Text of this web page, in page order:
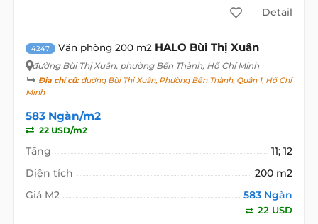
Detail
4247 Văn phòng 200 m2 HALO Bùi Thị Xuân
đường Bùi Thị Xuân, phường Bến Thành, Hồ Chí Minh
Địa chỉ cũ:đường Bùi Thị Xuân, Phường Bến Thành, Quận 1, Hồ Chí
Minh
583 Ngàn/m2
22 USD/m2
Tầng
11; 12
Diện tích
200 m2
Giá M2
583 Ngàn
22 USD